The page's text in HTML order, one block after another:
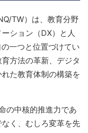
TW）は、教育分野
ション（DX）と人
一つと位置づけてい
方法の革新、デジタ
た教育体制の構築を
の中核的推進力であ
く、むしろ変革を先